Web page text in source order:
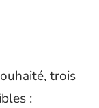
trois
: